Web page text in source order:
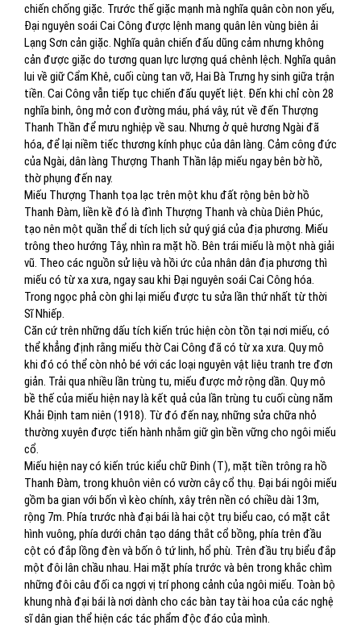
chiến chống giặc. Trước thế giặc mạnh mà nghĩa quân còn non yếu,
Đại nguyên soái Cai Công được lệnh mang quân lên vùng biên ải
Lạng Sơn cản giặc. Nghĩa quân chiến đấu dũng cảm nhưng không
cản được giặc do tương quan lực lượng quá chênh lệch. Nghĩa quân
lui về giữ Cẩm Khê, cuối cùng tan vỡ, Hai Bà Trưng hy sinh giữa trận
tiền. Cai Công vẫn tiếp tục chiến đấu quyết liệt. Đến khi chỉ còn 28
nghĩa binh, ông mở con đường máu, phá vây, rút về đến Thượng
Thanh Thần để mưu nghiệp về sau. Nhưng ở quê hương Ngài đã
hóa, để lại niềm tiếc thương kính phục của dân làng. Cảm công đức
của Ngài, dân làng Thượng Thanh Thần lập miếu ngay bên bờ hồ,
thờ phụng đến nay.
Miếu Thượng Thanh tọa lạc trên một khu đất rộng bên bờ hồ
Thanh Đàm, liền kề đó là đình Thượng Thanh và chùa Diên Phúc,
tạo nên một quần thể di tích lịch sử quý giá của địa phương. Miếu
trông theo hướng Tây, nhìn ra mặt hồ. Bên trái miếu là một nhà giải
vũ. Theo các nguồn sử liệu và hồi ức của nhân dân địa phương thì
miếu có từ xa xưa, ngay sau khi Đại nguyên soái Cai Công hóa.
Trong ngọc phả còn ghi lại miếu được tu sửa lần thứ nhất từ thời
Sĩ Nhiếp.
Căn cứ trên những dấu tích kiến trúc hiện còn tồn tại nơi miếu, có
thể khẳng định rằng miếu thờ Cai Công đã có từ xa xưa. Quy mô
khi đó có thể còn nhỏ bé với các loại nguyên vật liệu tranh tre đơn
giản. Trải qua nhiều lần trùng tu, miếu được mở rộng dần. Quy mô
bề thế của miếu hiện nay là kết quả của lần trùng tu cuối cùng năm
Khải Định tam niên (1918). Từ đó đến nay, những sửa chữa nhỏ
thường xuyên được tiến hành nhằm giữ gìn bền vững cho ngôi miếu
cổ.
Miếu hiện nay có kiến trúc kiểu chữ Đinh (T), mặt tiền trông ra hồ
Thanh Đàm, trong khuôn viên có vườn cây cổ thụ. Đại bái ngôi miếu
gồm ba gian với bốn vì kèo chính, xây trên nền có chiều dài 13m,
rộng 7m. Phía trước nhà đại bái là hai cột trụ biểu cao, có mặt cắt
hình vuông, phía dưới chân tạo dáng thắt cổ bồng, phía trên đầu
cột có đắp lồng đèn và bốn ô tứ linh, hổ phù. Trên đầu trụ biểu đắp
một đôi lân chầu nhau. Hai mặt phía trước và bên trong khắc chìm
những đôi câu đối ca ngợi vị trí phong cảnh của ngôi miếu. Toàn bộ
khung nhà đại bái là nơi dành cho các bàn tay tài hoa của các nghệ
sĩ dân gian thể hiện các tác phẩm độc đáo của mình.